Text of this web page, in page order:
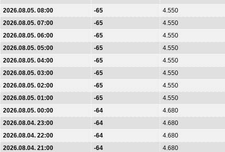
2026.08.05. 08:00
-65
4.550
2026.08.05. 07:00
-65
4.550
2026.08.05. 06:00
-65
4.550
2026.08.05. 05:00
-65
4.550
2026.08.05. 04:00
-65
4.550
2026.08.05. 03:00
-65
4.550
2026.08.05. 02:00
-65
4.550
2026.08.05. 01:00
-65
4.550
2026.08.05. 00:00
-64
4.680
2026.08.04. 23:00
-64
4.680
2026.08.04. 22:00
-64
4.680
2026.08.04. 21:00
-64
4.680